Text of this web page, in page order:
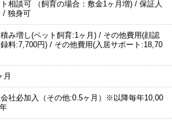
相談可 （飼育の場合：敷金1ヶ月増) / 保証人
/ 独身可
み増し(ペット飼育:1ヶ月) / その他費用(顔認
料:7,700円) / その他費用(入居サポート:18,70
月
社必加入（その他:0.5ヶ月）※以降毎年10,00